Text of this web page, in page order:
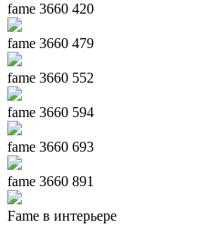
fame 3660 420
fame 3660 479
fame 3660 552
fame 3660 594
fame 3660 693
fame 3660 891
Fame в интерьере